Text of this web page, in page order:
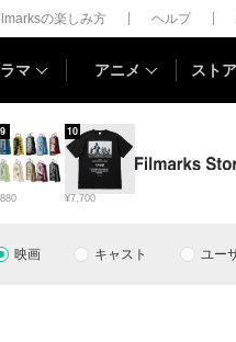
の楽しみ方 ヘルプ
ラマ アニメ ストア
9
¥7,700
10
映画 キャスト ユー